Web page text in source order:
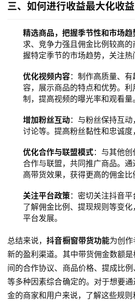
三、如何进行收益最大化收益
精选商品，把握季节性和市场趋
求、竞争力强且佣金比例较高
握特定季节的市场趋势，关注热
优化视频内容：制作高质量、
容，展示商品的特点和优势。
制，提高视频的曝光率和观看量。
增加粉丝互动：与粉丝保持互
讨论等。提高粉丝黏性和忠诚度
优化合作与联盟模式：与其他
合作与联盟，共同推广商品。
高带货效果，获得更高的佣金比
关注平台政策：密切关注抖音平
了解佣金比例、提现规则等变
平台发展。
总结来说，抖音橱窗带货功能为创
新的盈利渠道。其中带货佣金数额
间的合作协议、商品价格、提成比
等多种因素综合确定的。对于想要
金的商家和用户来说，了解这些规则